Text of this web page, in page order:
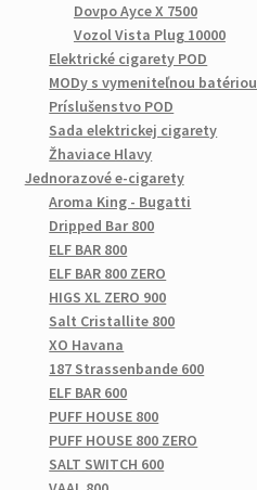
Dovpo Ayce X 7500
Vozol Vista Plug 10000
Elektrické cigarety POD
MODy s vymeniteľnou batériou
Príslušenstvo POD
Sada elektrickej cigarety
Žhaviace Hlavy
Jednorazové e-cigarety
Aroma King - Bugatti
Dripped Bar 800
ELF BAR 800
ELF BAR 800 ZERO
HIGS XL ZERO 900
Salt Cristallite 800
XO Havana
187 Strassenbande 600
ELF BAR 600
PUFF HOUSE 800
PUFF HOUSE 800 ZERO
SALT SWITCH 600